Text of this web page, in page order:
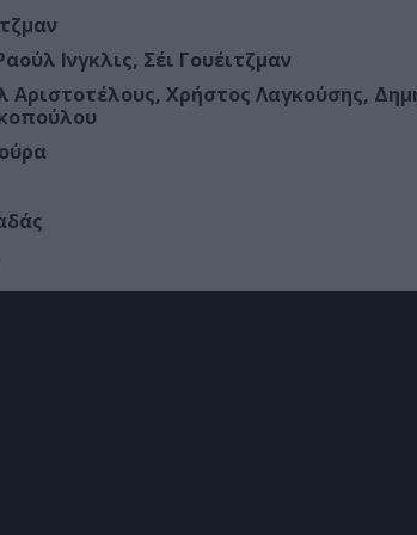
Ινγκλις, Σέι Γουέιτζμαν
Αριστοτέλους, Χρήστος Λαγκούσης,